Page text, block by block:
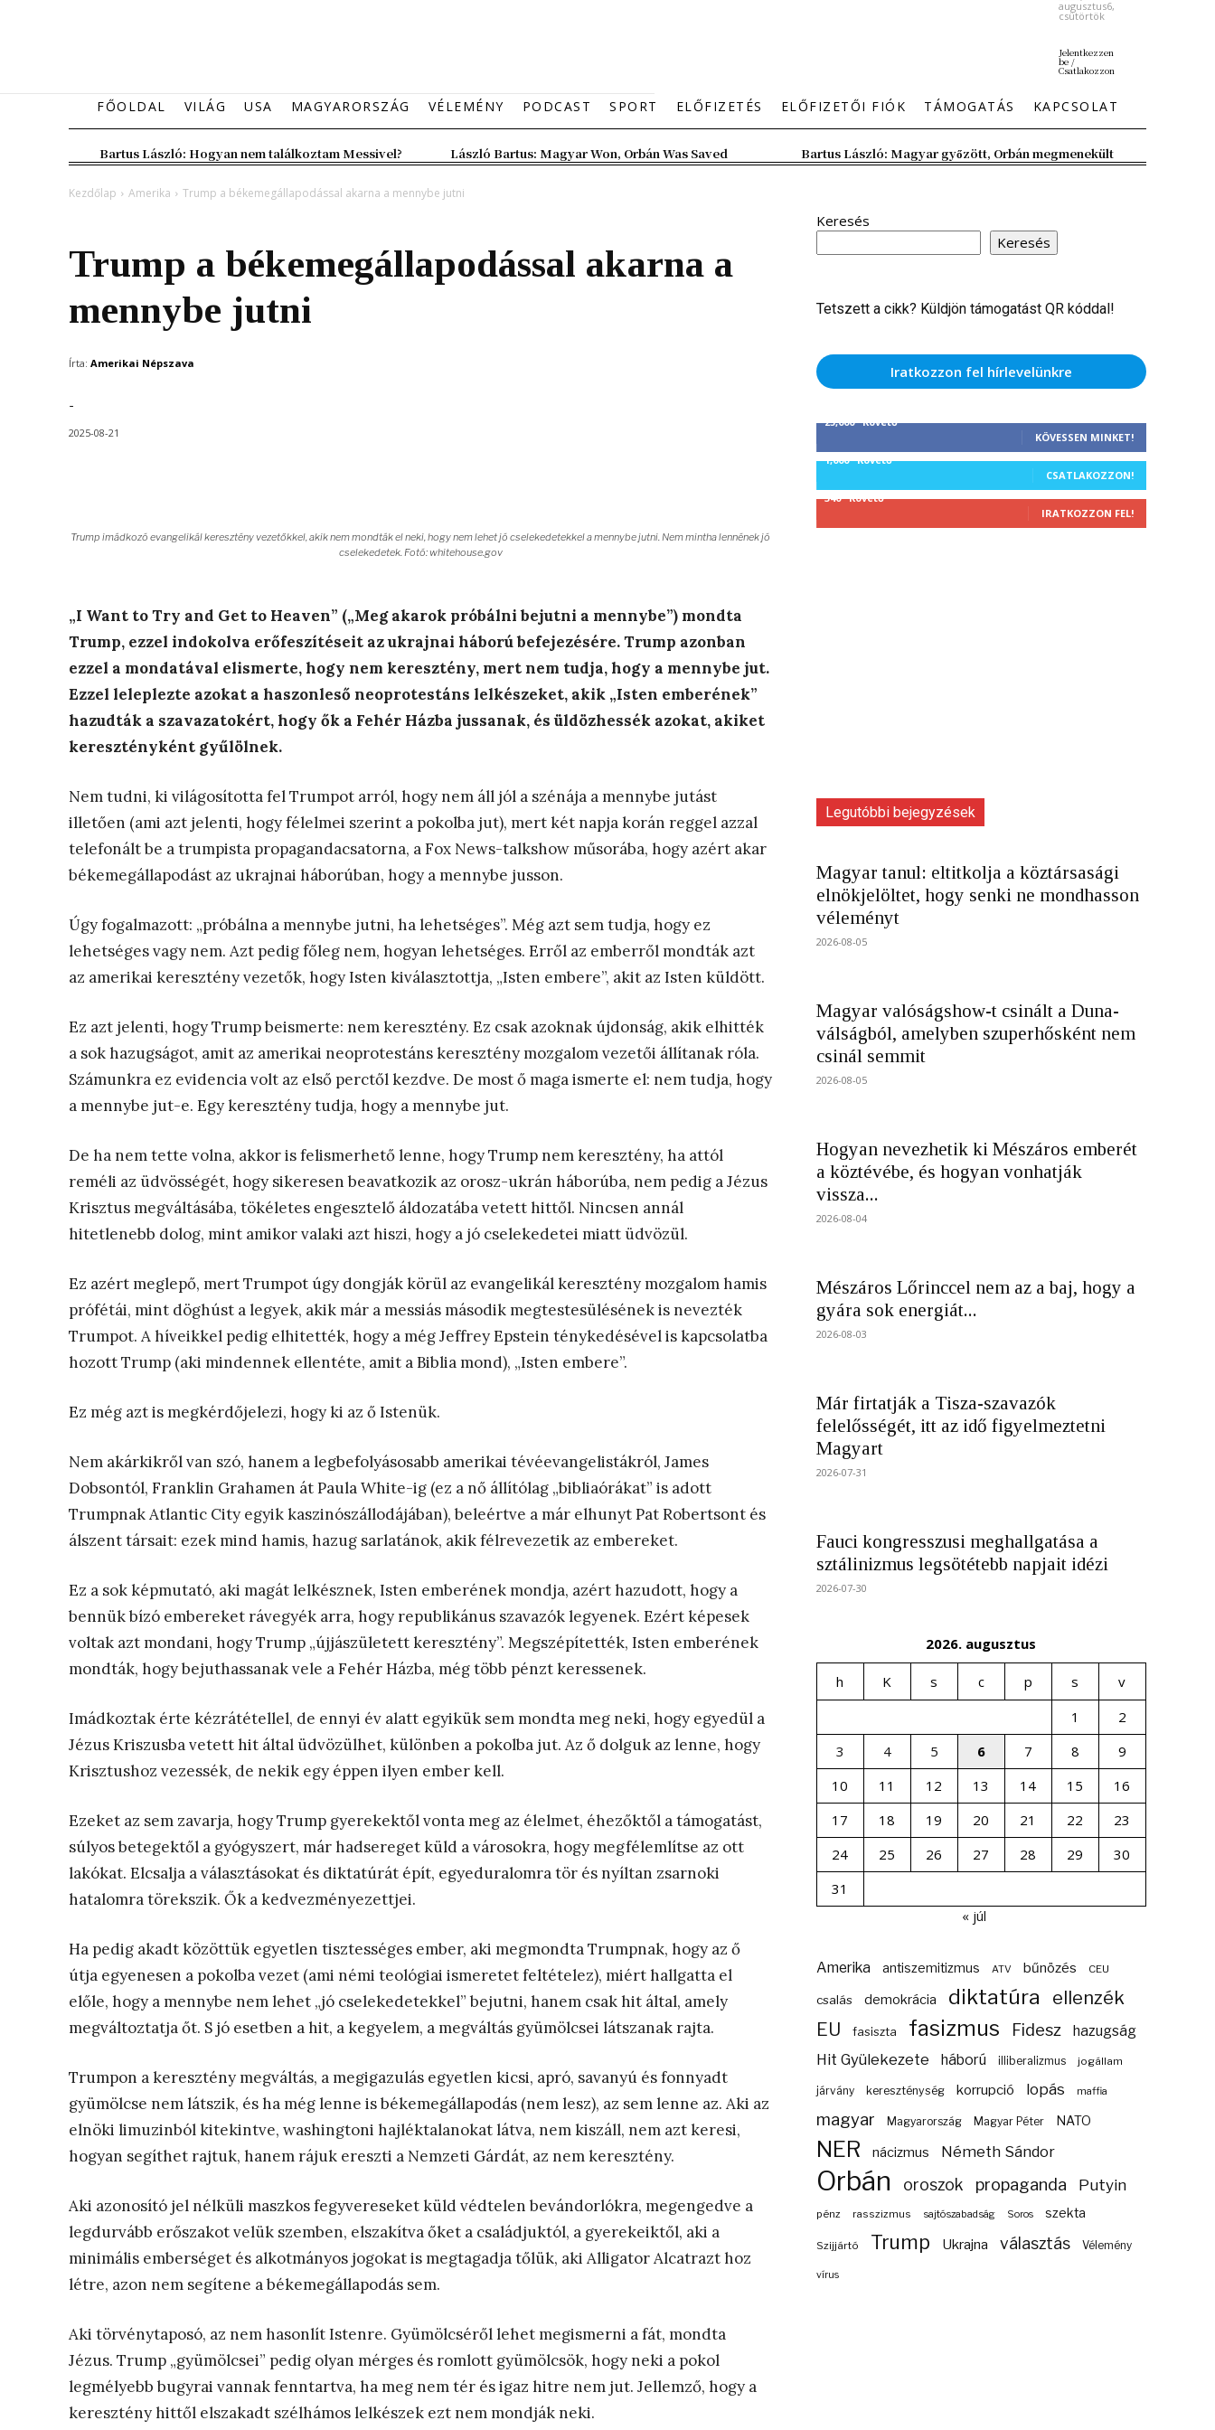
augusztus6,
csütörtök
Jelentkezzen
be /
Csatlakozzon
FŐOLDAL VILÁG USA MAGYARORSZÁG VÉLEMÉNY PODCAST SPORT ELŐFIZETÉS ELŐFIZETŐI FIÓK TÁMOGATÁS KAPCSOLAT
Bartus László: Hogyan nem találkoztam Messivel? László Bartus: Magyar Won, Orbán Was Saved Bartus László: Magyar győzött, Orbán megmenekült
Kezdőlap Amerika Trump a békemegállapodással akarna a mennybe jutni
Trump a békemegállapodással akarna a
mennybe jutni
Írta: Amerikai Népszava
-
2025-08-21
Trump imádkozó evangelikál keresztény vezetőkkel, akik nem mondták el neki, hogy nem lehet jó cselekedetekkel a mennybe jutni. Nem mintha lennének jó
cselekedetek. Fotó: whitehouse.gov
„I Want to Try and Get to Heaven” („Meg akarok próbálni bejutni a mennybe”) mondta
Trump, ezzel indokolva erőfeszítéseit az ukrajnai háború befejezésére. Trump azonban
ezzel a mondatával elismerte, hogy nem keresztény, mert nem tudja, hogy a mennybe jut.
Ezzel leleplezte azokat a haszonleső neoprotestáns lelkészeket, akik „Isten emberének”
hazudták a szavazatokért, hogy ők a Fehér Házba jussanak, és üldözhessék azokat, akiket
keresztényként gyűlölnek.
Nem tudni, ki világosította fel Trumpot arról, hogy nem áll jól a szénája a mennybe jutást
illetően (ami azt jelenti, hogy félelmei szerint a pokolba jut), mert két napja korán reggel azzal
telefonált be a trumpista propagandacsatorna, a Fox News-talkshow műsorába, hogy azért akar
békemegállapodást az ukrajnai háborúban, hogy a mennybe jusson.
Úgy fogalmazott: „próbálna a mennybe jutni, ha lehetséges”. Még azt sem tudja, hogy ez
lehetséges vagy nem. Azt pedig főleg nem, hogyan lehetséges. Erről az emberről mondták azt
az amerikai keresztény vezetők, hogy Isten kiválasztottja, „Isten embere”, akit az Isten küldött.
Ez azt jelenti, hogy Trump beismerte: nem keresztény. Ez csak azoknak újdonság, akik elhitték
a sok hazugságot, amit az amerikai neoprotestáns keresztény mozgalom vezetői állítanak róla.
Számunkra ez evidencia volt az első perctől kezdve. De most ő maga ismerte el: nem tudja, hogy
a mennybe jut-e. Egy keresztény tudja, hogy a mennybe jut.
De ha nem tette volna, akkor is felismerhető lenne, hogy Trump nem keresztény, ha attól
reméli az üdvösségét, hogy sikeresen beavatkozik az orosz-ukrán háborúba, nem pedig a Jézus
Krisztus megváltásába, tökéletes engesztelő áldozatába vetett hittől. Nincsen annál
hitetlenebb dolog, mint amikor valaki azt hiszi, hogy a jó cselekedetei miatt üdvözül.
Ez azért meglepő, mert Trumpot úgy dongják körül az evangelikál keresztény mozgalom hamis
prófétái, mint döghúst a legyek, akik már a messiás második megtestesülésének is nevezték
Trumpot. A híveikkel pedig elhitették, hogy a még Jeffrey Epstein ténykedésével is kapcsolatba
hozott Trump (aki mindennek ellentéte, amit a Biblia mond), „Isten embere”.
Ez még azt is megkérdőjelezi, hogy ki az ő Istenük.
Nem akárkikről van szó, hanem a legbefolyásosabb amerikai tévéevangelistákról, James
Dobsontól, Franklin Grahamen át Paula White-ig (ez a nő állítólag „bibliaórákat” is adott
Trumpnak Atlantic City egyik kaszinószállodájában), beleértve a már elhunyt Pat Robertsont és
álszent társait: ezek mind hamis, hazug sarlatánok, akik félrevezetik az embereket.
Ez a sok képmutató, aki magát lelkésznek, Isten emberének mondja, azért hazudott, hogy a
bennük bízó embereket rávegyék arra, hogy republikánus szavazók legyenek. Ezért képesek
voltak azt mondani, hogy Trump „újjászületett keresztény”. Megszépítették, Isten emberének
mondták, hogy bejuthassanak vele a Fehér Házba, még több pénzt keressenek.
Imádkoztak érte kézrátétellel, de ennyi év alatt egyikük sem mondta meg neki, hogy egyedül a
Jézus Kriszusba vetett hit által üdvözülhet, különben a pokolba jut. Az ő dolguk az lenne, hogy
Krisztushoz vezessék, de nekik egy éppen ilyen ember kell.
Ezeket az sem zavarja, hogy Trump gyerekektől vonta meg az élelmet, éhezőktől a támogatást,
súlyos betegektől a gyógyszert, már hadsereget küld a városokra, hogy megfélemlítse az ott
lakókat. Elcsalja a választásokat és diktatúrát épít, egyeduralomra tör és nyíltan zsarnoki
hatalomra törekszik. Ők a kedvezményezettjei.
Ha pedig akadt közöttük egyetlen tisztességes ember, aki megmondta Trumpnak, hogy az ő
útja egyenesen a pokolba vezet (ami némi teológiai ismeretet feltételez), miért hallgatta el
előle, hogy a mennybe nem lehet „jó cselekedetekkel” bejutni, hanem csak hit által, amely
megváltoztatja őt. S jó esetben a hit, a kegyelem, a megváltás gyümölcsei látszanak rajta.
Trumpon a keresztény megváltás, a megigazulás egyetlen kicsi, apró, savanyú és fonnyadt
gyümölcse nem látszik, és ha még lenne is békemegállapodás (nem lesz), az sem lenne az. Aki az
elnöki limuzinból kitekintve, washingtoni hajléktalanokat látva, nem kiszáll, nem azt keresi,
hogyan segíthet rajtuk, hanem rájuk ereszti a Nemzeti Gárdát, az nem keresztény.
Aki azonosító jel nélküli maszkos fegyvereseket küld védtelen bevándorlókra, megengedve a
legdurvább erőszakot velük szemben, elszakítva őket a családjuktól, a gyerekeiktől, aki a
minimális emberséget és alkotmányos jogokat is megtagadja tőlük, aki Alligator Alcatrazt hoz
létre, azon nem segítene a békemegállapodás sem.
Aki törvénytaposó, az nem hasonlít Istenre. Gyümölcséről lehet megismerni a fát, mondta
Jézus. Trump „gyümölcsei” pedig olyan mérges és romlott gyümölcsök, hogy neki a pokol
legmélyebb bugyrai vannak fenntartva, ha meg nem tér és igaz hitre nem jut. Jellemző, hogy a
keresztény hittől elszakadt szélhámos lelkészek ezt nem mondják neki.
Keresés
Keresés
Tetszett a cikk? Küldjön támogatást QR kóddal!
Iratkozzon fel hírlevelünkre
25,000 Követő
KÖVESSEN MINKET!
1,000 Követő
CSATLAKOZZON!
340 Követő
IRATKOZZON FEL!
Legutóbbi bejegyzések
Magyar tanul: eltitkolja a köztársasági
elnökjelöltet, hogy senki ne mondhasson
véleményt
2026-08-05
Magyar valóságshow-t csinált a Duna-
válságból, amelyben szuperhősként nem
csinál semmit
2026-08-05
Hogyan nevezhetik ki Mészáros emberét
a köztévébe, és hogyan vonhatják
vissza...
2026-08-04
Mészáros Lőrinccel nem az a baj, hogy a
gyára sok energiát...
2026-08-03
Már firtatják a Tisza-szavazók
felelősségét, itt az idő figyelmeztetni
Magyart
2026-07-31
Fauci kongresszusi meghallgatása a
sztálinizmus legsötétebb napjait idézi
2026-07-30
2026. augusztus
h K s c p s
v
1
2
3
4 5 6 7 8
9
10
11 12 13 14 15
16
17
18 19 20 21 22
23
24
25 26 27 28 29
30
31
« júl
Amerika antiszemitizmus ATV bűnözés CEU
csalás demokrácia diktatúra ellenzék
EU fasiszta fasizmus Fidesz hazugság
Hit Gyülekezete háború illiberalizmus jogállam
járvány kereszténység korrupció lopás maffia
magyar Magyarország Magyar Péter NATO
NER nácizmus Németh Sándor
Orbán oroszok propaganda Putyin
pénz rasszizmus sajtószabadság Soros szekta
Szijjártó Trump Ukrajna választás Vélemény
vírus